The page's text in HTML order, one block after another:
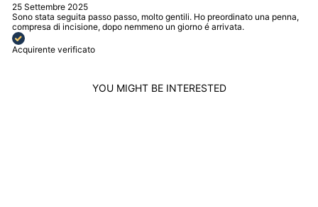
25 Settembre 2025
Sono stata seguita passo passo, molto gentili. Ho preordinato una penna,
compresa di incisione, dopo nemmeno un giorno é arrivata.
Acquirente verificato
YOU MIGHT BE INTERESTED